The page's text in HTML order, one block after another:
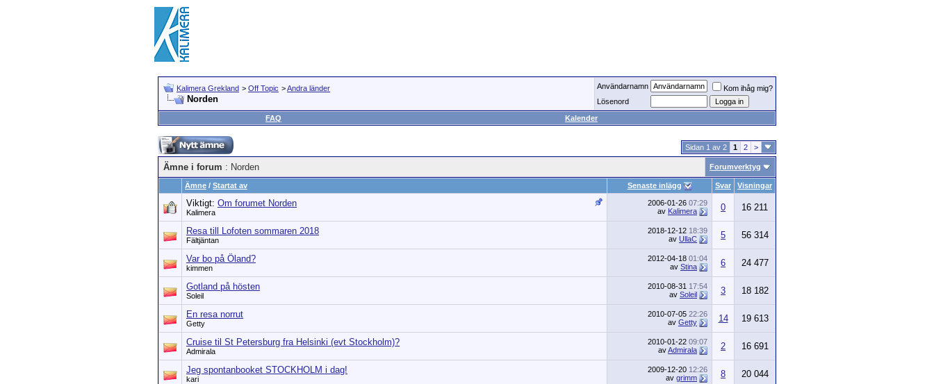
Kalimera Grekland > Off Topic >Andra länder
Norden
Användarnamn
Kom ihåg mig?
Lösenord
FAQ
Kalender
Sidan 1 av 2 1 2 >
Ämne i forum : Norden Forumverktyg
Ämne / Startat av Senaste inlägg Svar Visningar
Viktigt: Om forumet Norden
Kalimera
2006-01-26 07:29
av Kalimera 0 16 211
Resa till Lofoten sommaren 2018
Fältjäntan
2018-12-12 18:39
av UllaC 5 56 314
Var bo på Öland?
kimmen
2012-04-18 01:04
av Stina 6 24 477
Gotland på hösten
Soleil
2010-08-31 17:54
av Soleil 3 18 182
En resa norrut
Getty
2010-07-05 22:26
av Getty 14 19 613
Cruise til St Petersburg fra Helsinki (evt Stockholm)?
Admirala
2010-01-22 09:07
avAdmirala 2 16 691
Jeg spontanbooket STOCKHOLM i dag!
kari
2009-12-20 12:26
av grimm 8 20 044